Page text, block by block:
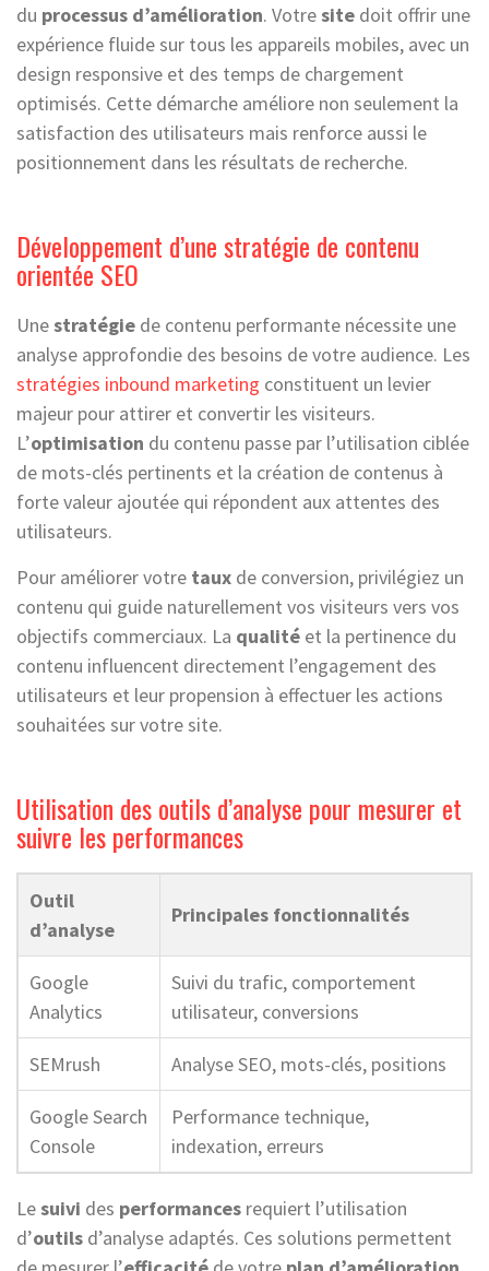
du processus d’amélioration. Votresite doit offrir une
expérience fluide sur tous les appareils mobiles, avec un
design responsive et des temps de chargement
optimisés. Cette démarche améliore non seulement la
satisfaction des utilisateurs mais renforce aussi le
positionnement dans les résultats de recherche.
Développement d’une stratégie de contenu
orientée SEO
Unestratégie de contenu performante nécessite une
analyse approfondie des besoins de votre audience. Les
stratégies inbound marketing constituent un levier
majeur pour attirer et convertir les visiteurs.
L’optimisation du contenu passe par l’utilisation ciblée
de mots-clés pertinents et la création de contenus à
forte valeur ajoutée qui répondent aux attentes des
utilisateurs.
Pour améliorer votre taux de conversion, privilégiez un
contenu qui guide naturellement vos visiteurs vers vos
objectifs commerciaux. La qualité et la pertinence du
contenu influencent directement l’engagement des
utilisateurs et leur propension à effectuer les actions
souhaitées sur votre site.
Utilisation des outils d’analyse pour mesurer et
suivre les performances
Outil
d’analyse
Principales fonctionnalités
Google
Analytics
Suivi du trafic, comportement
utilisateur, conversions
SEMrush Analyse SEO, mots-clés, positions
Google Search
Console
Performance technique,
indexation, erreurs
Lesuivi des performances requiert l’utilisation
d’outils d’analyse adaptés. Ces solutions permettent